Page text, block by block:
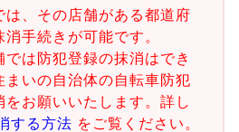
、その店舗がある都道府
手続きが可能です。
は防犯登録の抹消はでき
まいの自治体の自転車防犯
お願いいたします。詳し
する方法 をご覧ください。